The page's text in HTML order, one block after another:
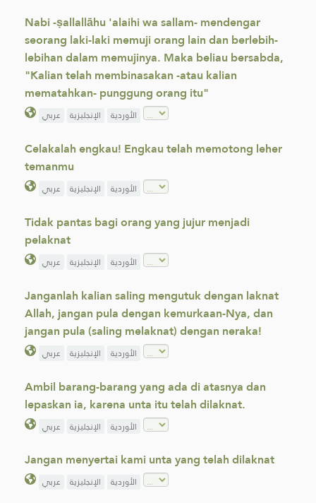
Nabi -ṣallallāhu 'alaihi wa sallam- mendengar
seorang laki-laki memuji orang lain dan berlebih-
lebihan dalam memujinya. Maka beliau bersabda,
"Kalian telah membinasakan -atau kalian
mematahkan- punggung orang itu"
عربي الإنجليزية الأوردية
Celakalah engkau! Engkau telah memotong leher
temanmu
عربي الإنجليزية الأوردية
Tidak pantas bagi orang yang jujur menjadi
pelaknat
عربي الإنجليزية الأوردية
Janganlah kalian saling mengutuk dengan laknat
Allah, jangan pula ‎dengan kemurkaan-Nya, dan
jangan pula (saling melaknat) ‎dengan neraka!
عربي الإنجليزية الأوردية
Ambil barang-barang yang ada di atasnya dan
lepaskan ia, karena unta itu telah dilaknat.
عربي الإنجليزية الأوردية
Jangan menyertai kami unta yang telah dilaknat
عربي الإنجليزية الأوردية